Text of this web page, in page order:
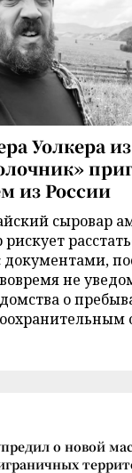
Уолкера
из России
сыровар
документами,
не
о
о новой